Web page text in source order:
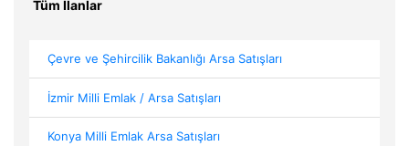
Tüm İlanlar
Çevre ve Şehircilik Bakanlığı Arsa Satışları
İzmir Milli Emlak / Arsa Satışları
Konya Milli Emlak Arsa Satışları